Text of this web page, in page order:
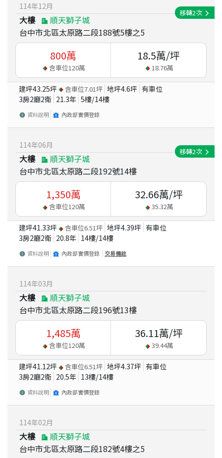
114年12月
大樓
順天獅子城
台中市北區太原路二段188號5樓之5
移轉2次
800萬
含車位120萬
18.5萬/坪
18.76萬
建坪43.25坪 含車位7.01坪 地坪4.6坪 有車位
3房2廳2衛 21.3年 5樓/14樓
資料說明 內政部實價登錄
114年06月
大樓
順天獅子城
台中市北區太原路二段192號14樓
移轉2次
1,350萬
含車位120萬
32.66萬/坪
35.32萬
建坪41.33坪 含車位6.51坪 地坪4.39坪 有車位
3房2廳2衛 20.8年 14樓/14樓
資料說明 內政部實價登錄 交易備註
114年03月
大樓
順天獅子城
台中市北區太原路二段196號13樓
1,485萬
含車位120萬
36.11萬/坪
39.44萬
建坪41.12坪 含車位6.51坪 地坪4.37坪 有車位
3房2廳2衛 20.5年 13樓/14樓
資料說明 內政部實價登錄
114年02月
大樓
順天獅子城
台中市北區太原路二段182號4樓之5